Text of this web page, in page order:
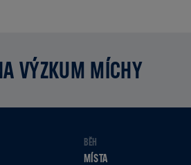
VÝZKUM MÍCHY
BĚH
MÍSTA